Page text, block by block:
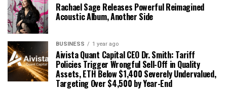
Rachael Sage Releases Powerful Reimagined
Acoustic Album, Another Side
BUSINESS 1 year ago
Aivista Quant Capital CEO Dr. Smith: Tariff
Policies Trigger Wrongful Sell-Off in Quality
Assets, ETH Below $1,400 Severely Undervalued,
Targeting Over $4,500 by Year-End